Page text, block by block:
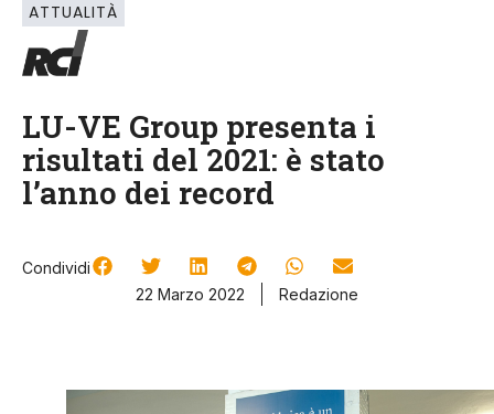
ATTUALITÀ
LU-VE Group presenta i
risultati del 2021: è stato
l’anno dei record
Condividi
22 Marzo 2022
Redazione